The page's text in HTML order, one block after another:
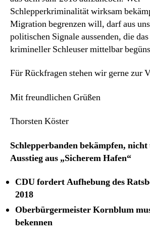
Schlepperkriminalität wirksam
Migration begrenzen will, darf aus
politischen Signale aussenden, die
krimineller Schleuser mittelbar
Für Rückfragen stehen wir gerne zur
Mit freundlichen Grüßen
Thorsten Köster
Schlepperbanden bekämpfen,
Ausstieg aus „Sicherem Hafen“
CDU fordert Aufhebung des
2018
Oberbürgermeister Kornblum
bekennen